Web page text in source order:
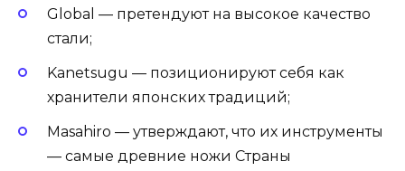
Global — претендуют на высокое качество
стали;
Kanetsugu — позиционируют себя как
хранители японских традиций;
Masahiro — утверждают, что их инструменты
— самые древние ножи Страны